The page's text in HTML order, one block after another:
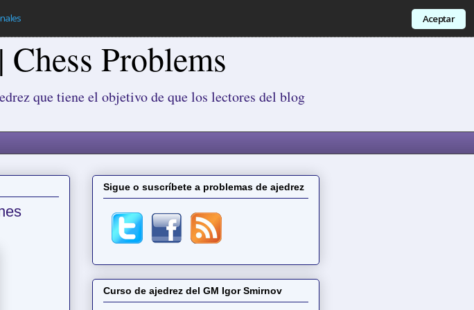
Aceptar
Problems
que tiene el objetivo de que los lectores del blog
Sigue o suscríbete a problemas de ajedrez
Curso de ajedrez del GM Igor Smirnov